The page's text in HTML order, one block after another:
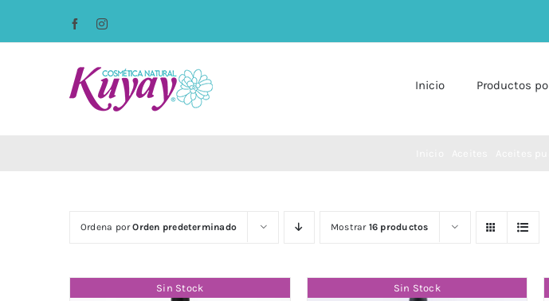
FacebookInstagram
Inicio Productos
Ordena porOrden predeterminado Mostrar 16 productos
Sin Stock Sin Stock